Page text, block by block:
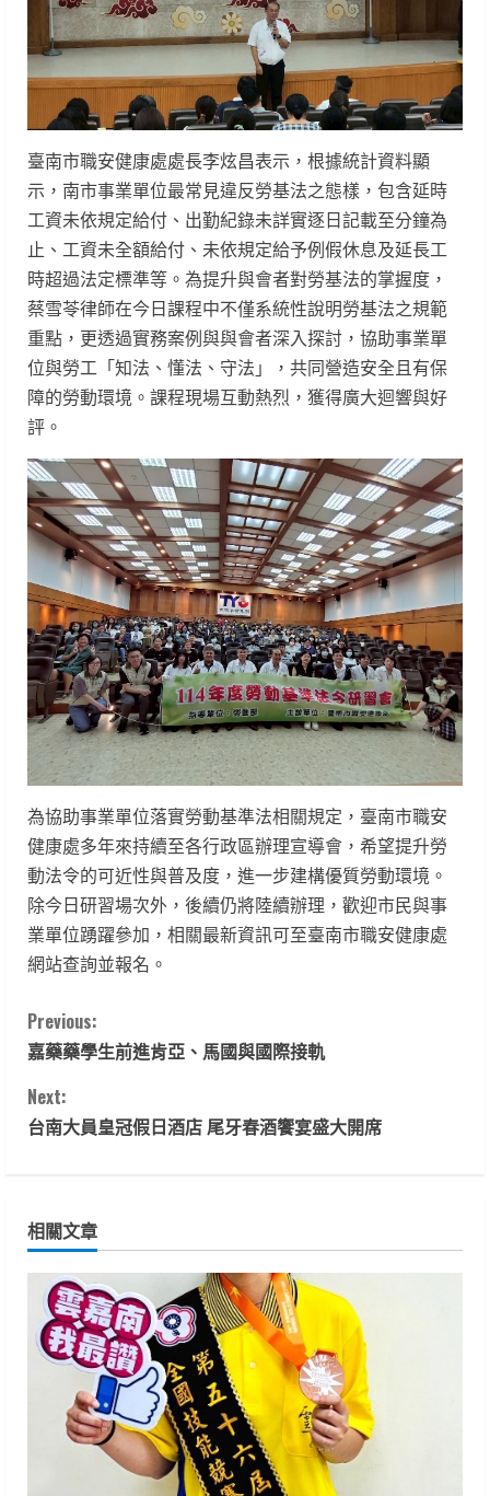
臺南市職安健康處處長李炫昌表示，根據統計資料顯
示，南市事業單位最常見違反勞基法之態樣，包含延時
工資未依規定給付、出勤紀錄未詳實逐日記載至分鐘為
止、工資未全額給付、未依規定給予例假休息及延長工
時超過法定標準等。為提升與會者對勞基法的掌握度，
蔡雪苓律師在今日課程中不僅系統性說明勞基法之規範
重點，更透過實務案例與與會者深入探討，協助事業單
位與勞工「知法、懂法、守法」，共同營造安全且有保
障的勞動環境。課程現場互動熱烈，獲得廣大迴響與好
評。
為協助事業單位落實勞動基準法相關規定，臺南市職安
健康處多年來持續至各行政區辦理宣導會，希望提升勞
動法令的可近性與普及度，進一步建構優質勞動環境。
除今日研習場次外，後續仍將陸續辦理，歡迎市民與事
業單位踴躍參加，相關最新資訊可至臺南市職安健康處
網站查詢並報名。
C
o
n
i
n
e
Previous:
嘉藥藥學生前進肯亞、馬國與國際接軌
Next:
台南大員皇冠假日酒店 尾牙春酒饗宴盛大開席
相關文章